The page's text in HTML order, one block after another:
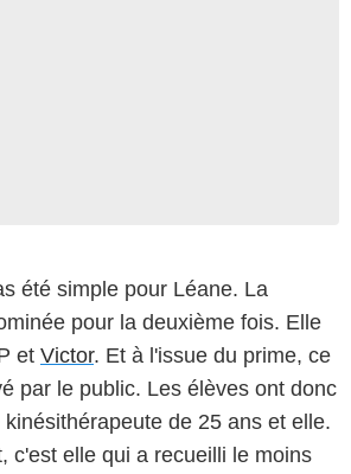
été simple pour Léane. La
pour la deuxième fois. Elle
et Victor. Et à l'issue du prime, ce
par le public. Les élèves ont donc
de 25 ans et elle.
c'est elle qui a recueilli le moins